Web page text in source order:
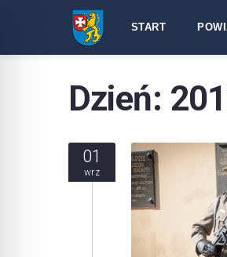
START
Dzień:
01
wrz